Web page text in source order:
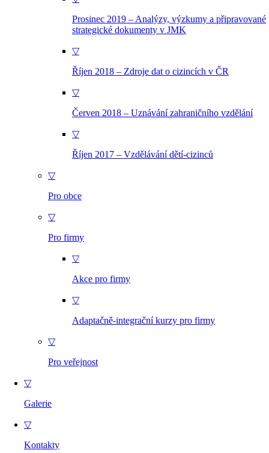
Prosinec 2019 – Analýzy, výzkumy a připravované
strategické dokumenty v JMK
▽
Říjen 2018 – Zdroje dat o cizincích v ČR
▽
Červen 2018 – Uznávání zahraničního vzdělání
▽
Říjen 2017 – Vzdělávání dětí-cizinců
▽
Pro obce
▽
Pro firmy
▽
Akce pro firmy
▽
Adaptačně-integrační kurzy pro firmy
▽
Pro veřejnost
▽
Galerie
▽
Kontakty